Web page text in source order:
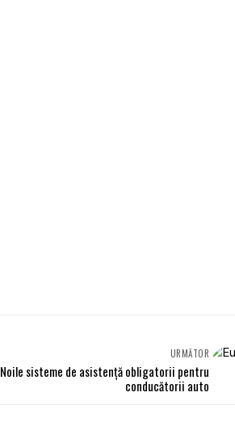
URMĂTOR
Noile sisteme de asistență obligatorii pentru
conducătorii auto